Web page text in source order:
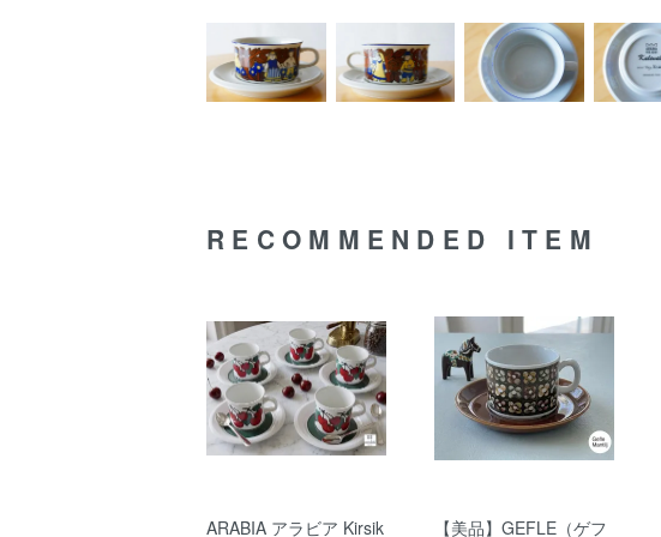
RECOMMENDED ITEM
ARABIA アラビア Kirsik 【美品】GEFLE（ゲフ